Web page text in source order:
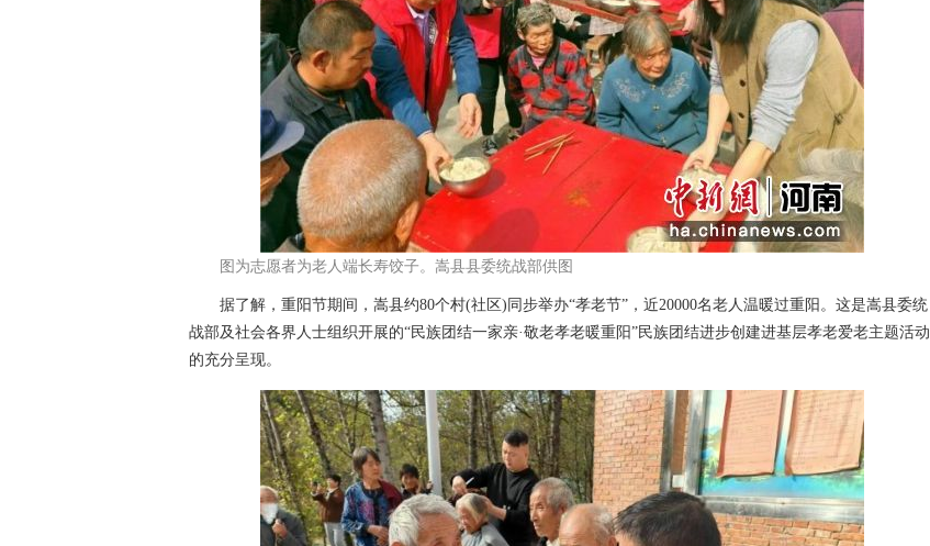
图为志愿者为老人端长寿饺子。嵩县县委统战部供图
据了解，重阳节期间，嵩县约80个村(社区)同步举办“孝老节”，近20000名老人温暖过重阳。这是嵩县委统
战部及社会各界人士组织开展的“民族团结一家亲·敬老孝老暖重阳”民族团结进步创建进基层孝老爱老主题活动
的充分呈现。